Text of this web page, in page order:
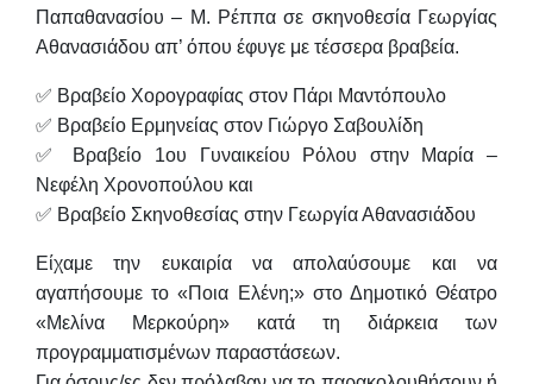
Παπαθανασίου – Μ. Ρέππα σε σκηνοθεσίαΓεωργίας
Αθανασιάδου απ’ όπου έφυγε με τέσσερα βραβεία.
✅ Βραβείο Χορογραφίας στον Πάρι Μαντόπουλο
✅ Βραβείο Ερμηνείας στον Γιώργο Σαβουλίδη
✅ Βραβείο 1ου Γυναικείου Ρόλου στην Μαρία –
Νεφέλη Χρονοπούλου και
✅ Βραβείο Σκηνοθεσίας στην Γεωργία Αθανασιάδου
Είχαμε την ευκαιρία να απολαύσουμε και να
αγαπήσουμε το «Ποια Ελένη;» στο Δημοτικό Θέατρο
«Μελίνα Μερκούρη» κατά τη διάρκεια των
προγραμματισμένων παραστάσεων.